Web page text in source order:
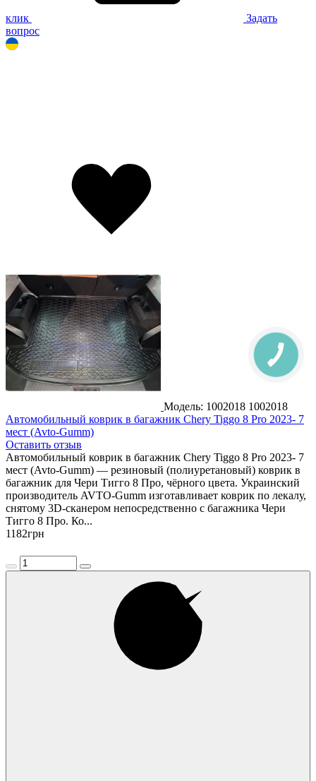
клик
Задать
вопрос
Модель: 1002018 1002018
Автомобильный коврик в багажник Chery Tiggo 8 Pro 2023- 7
мест (Avto-Gumm)
Оставить отзыв
Автомобильный коврик в багажник Chery Tiggo 8 Pro 2023- 7
мест (Avto-Gumm) — резиновый (полиуретановый) коврик в
багажник для Чери Тигго 8 Про, чёрного цвета. Украинский
производитель AVTO-Gumm изготавливает коврик по лекалу,
снятому 3D-сканером непосредственно с багажника Чери
Тигго 8 Про. Ко...
1182грн